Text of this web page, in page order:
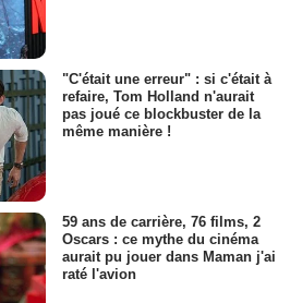
"C'était une erreur" : si c'était à
refaire, Tom Holland n'aurait
pas joué ce blockbuster de la
même manière !
59 ans de carrière, 76 films, 2
Oscars : ce mythe du cinéma
aurait pu jouer dans Maman j'ai
raté l'avion